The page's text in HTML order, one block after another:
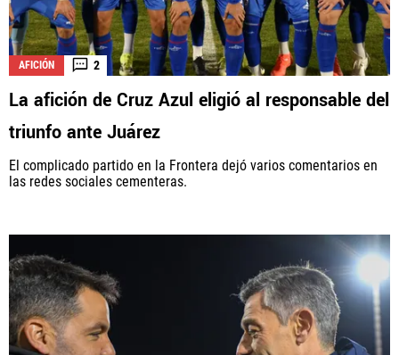
AFICIÓN 2
La afición de Cruz Azul eligió al responsable del
triunfo ante Juárez
El complicado partido en la Frontera dejó varios comentarios en
las redes sociales cementeras.